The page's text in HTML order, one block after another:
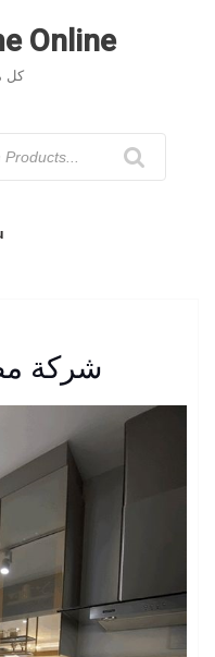
Online
كل
شركة